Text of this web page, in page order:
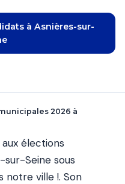
à Asnières-sur-
2026 à
élections
sur-Seine sous
notre ville !. Son